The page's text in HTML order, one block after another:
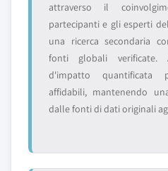
attraverso il
partecipanti e gli esperti
una ricerca secondaria
fonti globali verificate.
d'impatto quantificata
affidabili, mantenendo
dalle fonti di dati originali